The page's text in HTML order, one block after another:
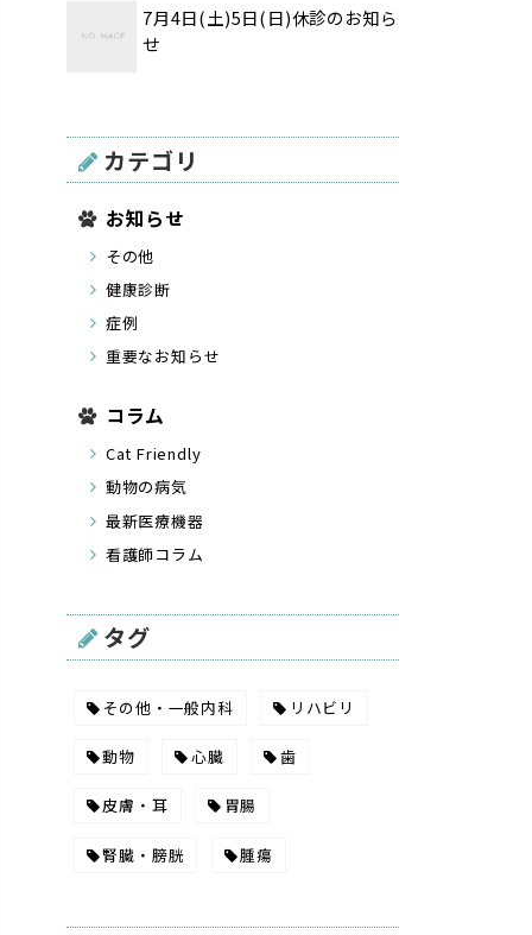
7月4日(土)5日(日)休診のお知ら
せ
カテゴリ
お知らせ
その他
健康診断
症例
重要なお知らせ
コラム
Cat Friendly
動物の病気
最新医療機器
看護師コラム
タグ
その他・一般内科 リハビリ
動物 心臓 歯
皮膚・耳 胃腸
腎臓・膀胱 腫瘍